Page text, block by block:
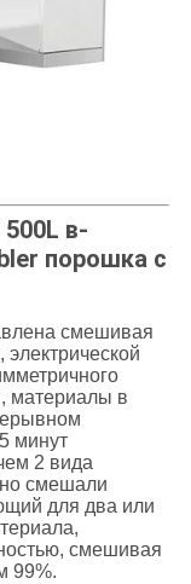
в-
порошка с
смешивая
материалы в
минут
2 вида
смешали
для два или
смешивая
99%.